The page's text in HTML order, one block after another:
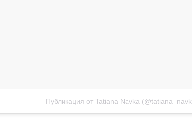
Публикация от Tatiana Navka